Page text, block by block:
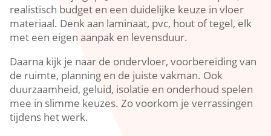
realistisch budget en een duidelijke keuze in vloer
materiaal.​ Denk aan laminaat, pvc, hout of tegel, elk
met een eigen aanpak en levensduur.​
Daarna kijk je naar de ondervloer, voorbereiding van
de ruimte, planning en de juiste vakman.​ Ook
duurzaamheid, geluid, isolatie en onderhoud spelen
mee in slimme keuzes.​ Zo voorkom je verrassingen
tijdens het werk.​